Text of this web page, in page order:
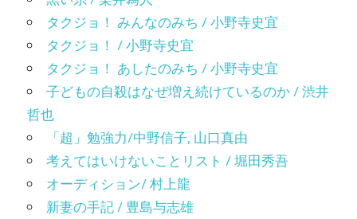
タクジョ！ みんなのみち / 小野寺史宜
タクジョ！ / 小野寺史宜
タクジョ！ あしたのみち / 小野寺史宜
子どもの自殺はなぜ増え続けているのか / 渋井
哲也
「超」勉強力/中野信子, 山口真由
考えてはいけないことリスト / 堀田秀吾
オーディション/ 村上龍
新妻の手記 / 豊島与志雄